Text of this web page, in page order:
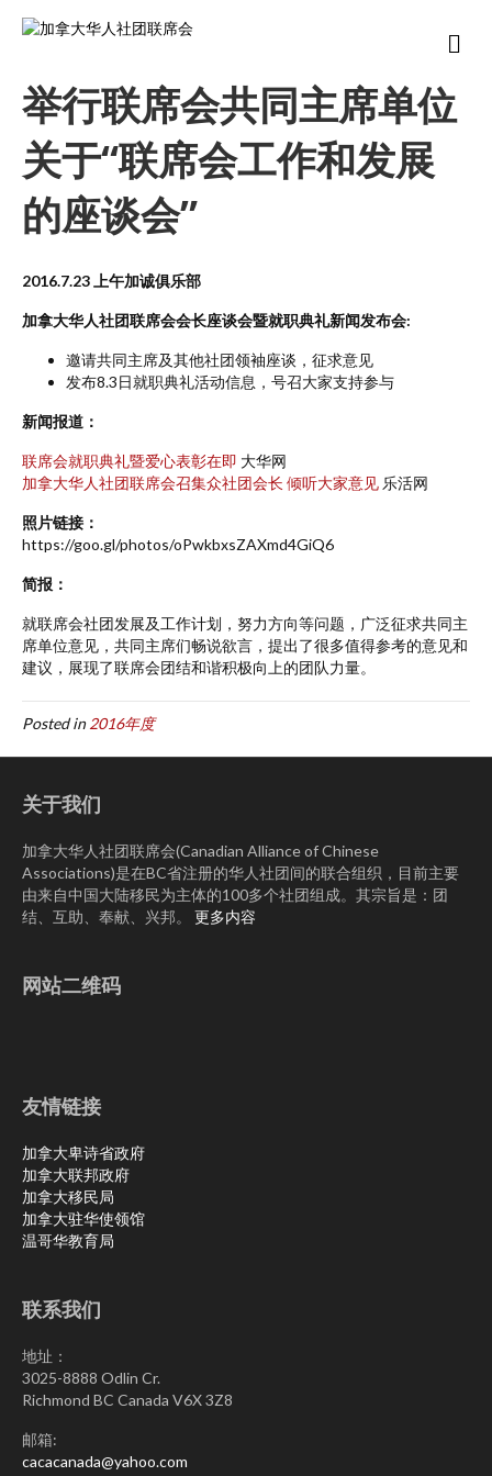
举行联席会共同主席单位
关于“联席会工作和发展
的座谈会”
2016.7.23 上午加诚俱乐部
加拿大华人社团联席会会长座谈会暨就职典礼新闻发布会:
邀请共同主席及其他社团领袖座谈，征求意见
发布8.3日就职典礼活动信息，号召大家支持参与
新闻报道：
联席会就职典礼暨爱心表彰在即 大华网
加拿大华人社团联席会召集众社团会长 倾听大家意见 乐活网
照片链接：
https://goo.gl/photos/oPwkbxsZAXmd4GiQ6
简报：
就联席会社团发展及工作计划，努力方向等问题，广泛征求共同主
席单位意见，共同主席们畅说欲言，提出了很多值得参考的意见和
建议，展现了联席会团结和谐积极向上的团队力量。
Posted in2016年度
关于我们
加拿大华人社团联席会(Canadian Alliance of Chinese
Associations)是在BC省注册的华人社团间的联合组织，目前主要
由来自中国大陆移民为主体的100多个社团组成。其宗旨是：团
结、互助、奉献、兴邦。 更多内容
网站二维码
友情链接
加拿大卑诗省政府
加拿大联邦政府
加拿大移民局
加拿大驻华使领馆
温哥华教育局
联系我们
地址：
3025-8888 Odlin Cr.
Richmond BC Canada V6X 3Z8
邮箱:
cacacanada@yahoo.com